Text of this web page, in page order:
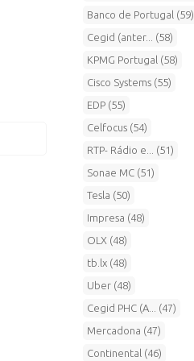
Banco de Portugal (59)
Cegid (anter... (58)
KPMG Portugal (58)
Cisco Systems (55)
EDP (55)
Celfocus (54)
RTP- Rádio e... (51)
Sonae MC (51)
Tesla (50)
Impresa (48)
OLX (48)
tb.lx (48)
Uber (48)
Cegid PHC (A... (47)
Mercadona (47)
Continental (46)